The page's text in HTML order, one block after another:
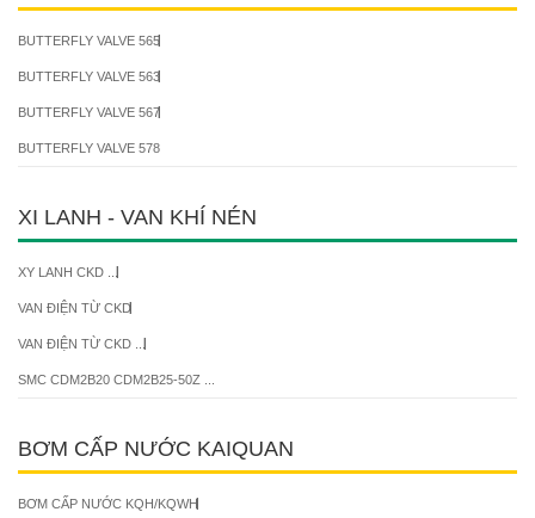
BUTTERFLY VALVE 565
BUTTERFLY VALVE 563
BUTTERFLY VALVE 567
BUTTERFLY VALVE 578
XI LANH - VAN KHÍ NÉN
XY LANH CKD ...
VAN ĐIỆN TỪ CKD
VAN ĐIỆN TỪ CKD ...
SMC CDM2B20 CDM2B25-50Z ...
BƠM CẤP NƯỚC KAIQUAN
BƠM CẤP NƯỚC KQH/KQWH